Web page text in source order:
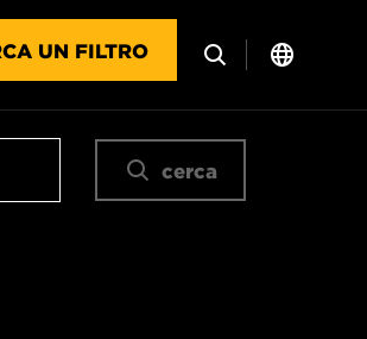
UN FILTRO
cerca